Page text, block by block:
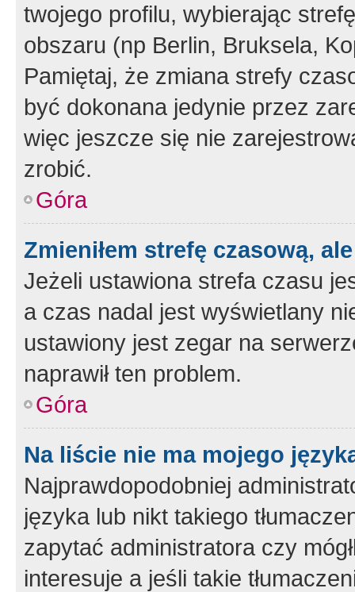
twojego profilu, wybierając
obszaru (np Berlin, Bruksela,
Pamiętaj, że zmiana strefy
być dokonana jedynie przez
więc jeszcze się nie
zrobić.
Góra
Zmieniłem strefę czasową,
Jeżeli ustawiona strefa czasu
a czas nadal jest wyświetlany
ustawiony jest zegar na
naprawił ten problem.
Góra
Na liście nie ma mojego
Najprawdopodobniej
języka lub nikt takiego
zapytać administratora czy
interesuje a jeśli takie